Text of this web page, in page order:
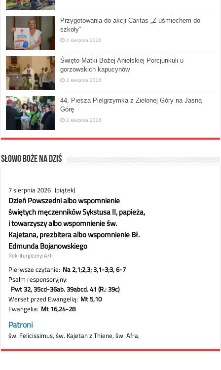
Przygotowania do akcji Caritas „Z uśmiechem do
szkoły”
4 sierpnia 2026
Święto Matki Bożej Anielskiej Porcjunkuli u
gorzowskich kapucynów
2 sierpnia 2026
44. Piesza Pielgrzymka z Zielonej Góry na Jasną
Górę
2 sierpnia 2026
Słowo Boże na dziś